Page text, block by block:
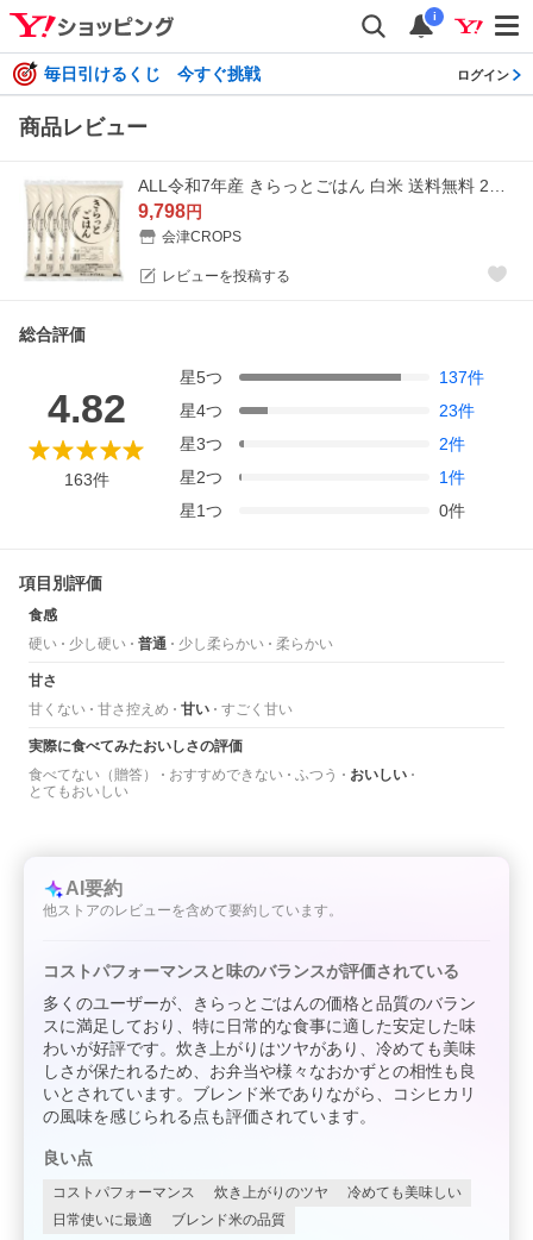
i
毎日引けるくじ 今すぐ挑戦 ログイン
商品レビュー
9,798円
会津CROPS
レビューを投稿する
総合評価
4.82
163件
星5つ 137件
星4つ 23件
星3つ 2件
星2つ 1件
星1つ 0件
項目別評価
食感
硬い
少し硬い 普通 少し柔らかい 柔らかい
甘さ
甘くない
甘さ控えめ 甘い すごく甘い
実際に食べてみたおいしさの評価
食べてない（贈答）
おすすめできない ふつう
おいしい
とてもおいしい
AI要約
他ストアのレビューを含めて要約しています。
コストパフォーマンスと味のバランスが評価されている
多くのユーザーが、きらっとごはんの価格と品質のバラン
スに満足しており、特に日常的な食事に適した安定した味
わいが好評です。炊き上がりはツヤがあり、冷めても美味
しさが保たれるため、お弁当や様々なおかずとの相性も良
いとされています。ブレンド米でありながら、コシヒカリ
の風味を感じられる点も評価されています。
良い点
コストパフォーマンス 炊き上がりのツヤ
冷めても美味しい
日常使いに最適
ブレンド米の品質